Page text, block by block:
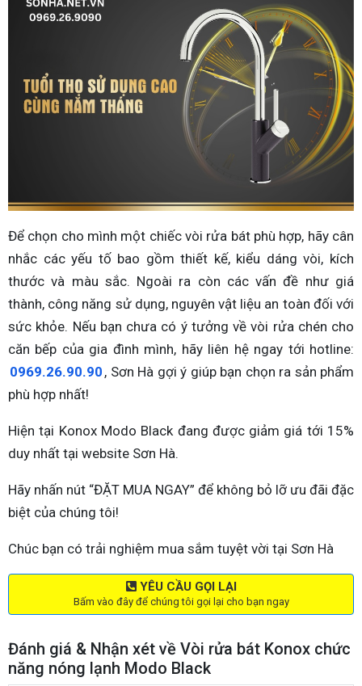
Để chọn cho mình một chiếc vòi rửa bát phù hợp, hãy cân
nhắc các yếu tố bao gồm thiết kế, kiểu dáng vòi, kích
thước và màu sắc. Ngoài ra còn các vấn đề như giá
thành, công năng sử dụng, nguyên vật liệu an toàn đối với
sức khỏe. Nếu bạn chưa có ý tưởng về vòi rửa chén cho
căn bếp của gia đình mình, hãy liên hệ ngay tới hotline:
0969.26.90.90 , Sơn Hà gợi ý giúp bạn chọn ra sản phẩm
phù hợp nhất!
Hiện tại Konox Modo Black đang được giảm giá tới 15%
duy nhất tại website Sơn Hà.
Hãy nhấn nút “ĐẶT MUA NGAY” để không bỏ lỡ ưu đãi đặc
biệt của chúng tôi!
Chúc bạn có trải nghiệm mua sắm tuyệt vời tại Sơn Hà
YÊU CẦU GỌI LẠI
Bấm vào đây để chúng tôi gọi lại cho bạn ngay
Đánh giá & Nhận xét về Vòi rửa bát Konox chức
năng nóng lạnh Modo Black